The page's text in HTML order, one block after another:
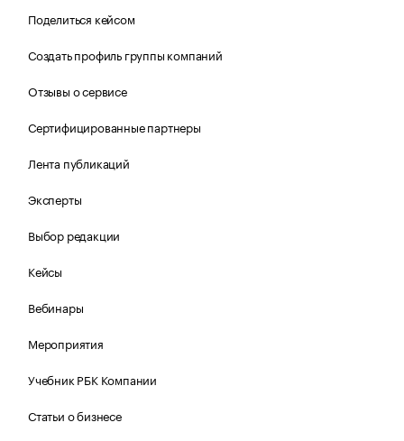
Поделиться кейсом
Создать профиль группы компаний
Отзывы о сервисе
Сертифицированные партнеры
Лента публикаций
Эксперты
Выбор редакции
Кейсы
Вебинары
Мероприятия
Учебник РБК Компании
Статьи о бизнесе